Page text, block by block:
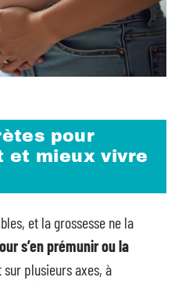
pour
et mieux vivre
et la grossesse ne la
s’en prémunir ou la
sur plusieurs axes, à